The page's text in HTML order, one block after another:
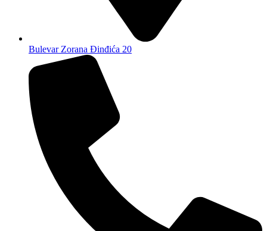
Bulevar Zorana Đinđića 20